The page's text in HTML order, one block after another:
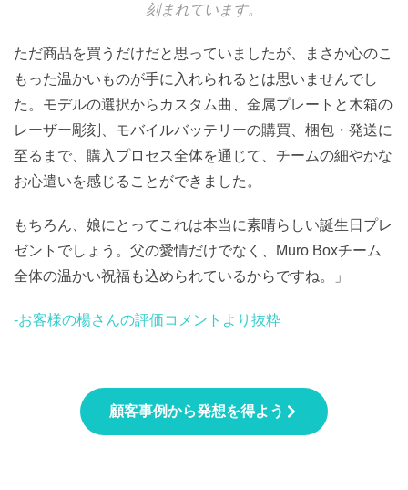
ただ商品を買うだけだと思っていましたが、まさか心のこ
もった温かいものが手に入れられるとは思いませんでし
た。モデルの選択からカスタム曲、金属プレートと木箱の
レーザー彫刻、モバイルバッテリーの購買、梱包・発送に
至るまで、購入プロセス全体を通じて、チームの細やかな
お心遣いを感じることができました。
もちろん、娘にとってこれは本当に素晴らしい誕生日プレ
ゼントでしょう。父の愛情だけでなく、Muro Boxチーム
全体の温かい祝福も込められているからですね。」
-お客様の楊さんの評価コメントより抜粋
顧客事例から発想を得よう
刻まれています。